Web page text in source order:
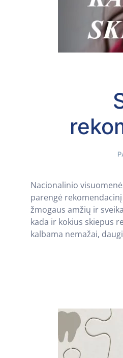
Nacionalinio
parengė
žmogaus amžių ir
kada ir kokius skiepus
kalbama nemažai,